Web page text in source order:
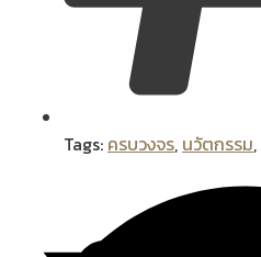
Tags: ครบวงจร, นวัตกรรม,